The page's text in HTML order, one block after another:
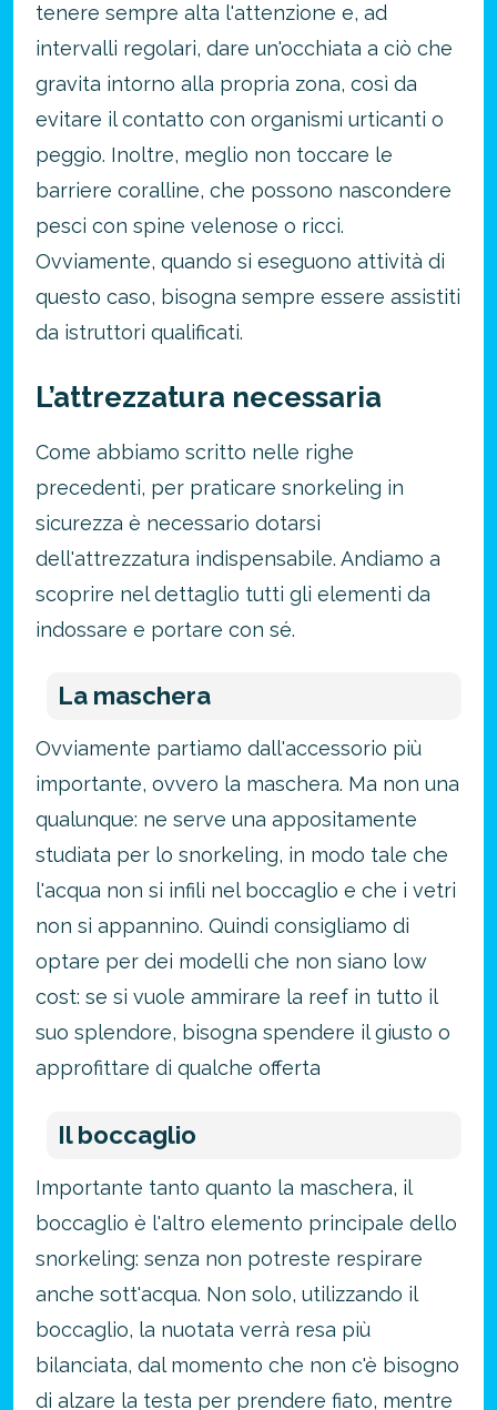
tenere sempre alta l'attenzione e, ad
intervalli regolari, dare un'occhiata a ciò che
gravita intorno alla propria zona, così da
evitare il contatto con organismi urticanti o
peggio. Inoltre, meglio non toccare le
barriere coralline, che possono nascondere
pesci con spine velenose o ricci.
Ovviamente, quando si eseguono attività di
questo caso, bisogna sempre essere assistiti
da istruttori qualificati.
L’attrezzatura necessaria
Come abbiamo scritto nelle righe
precedenti, per praticare snorkeling in
sicurezza è necessario dotarsi
dell'attrezzatura indispensabile. Andiamo a
scoprire nel dettaglio tutti gli elementi da
indossare e portare con sé.
La maschera
Ovviamente partiamo dall'accessorio più
importante, ovvero la maschera. Ma non una
qualunque: ne serve una appositamente
studiata per lo snorkeling, in modo tale che
l'acqua non si infili nel boccaglio e che i vetri
non si appannino. Quindi consigliamo di
optare per dei modelli che non siano low
cost: se si vuole ammirare la reef in tutto il
suo splendore, bisogna spendere il giusto o
approfittare di qualche offerta
Il boccaglio
Importante tanto quanto la maschera, il
boccaglio è l'altro elemento principale dello
snorkeling: senza non potreste respirare
anche sott'acqua. Non solo, utilizzando il
boccaglio, la nuotata verrà resa più
bilanciata, dal momento che non c'è bisogno
di alzare la testa per prendere fiato, mentre